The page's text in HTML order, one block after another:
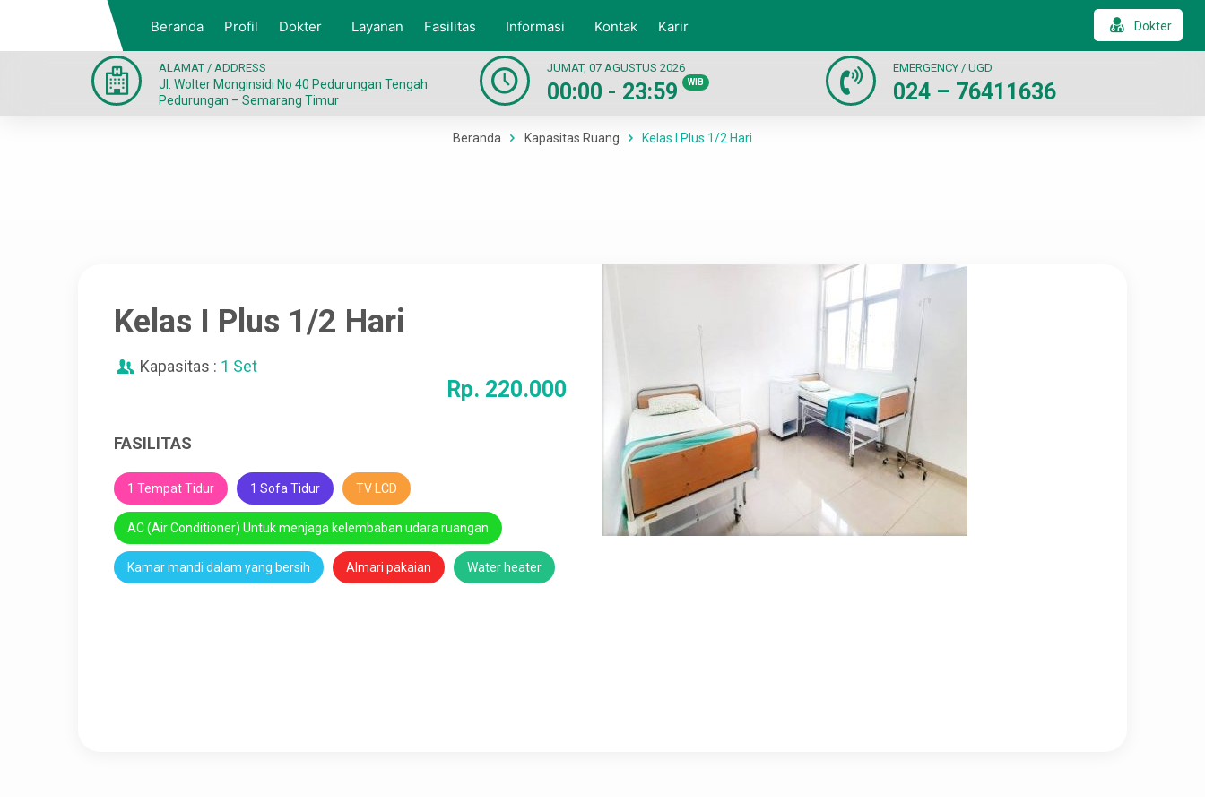
Beranda Profil Dokter Layanan Fasilitas Informasi Kontak Karir Dokter
ALAMAT / ADDRESS
Jl. Wolter Monginsidi No 40 Pedurungan Tengah
Pedurungan – Semarang Timur
JUMAT, 07 AGUSTUS 2026
00:00 - 23:59 WIB
EMERGENCY / UGD
024 – 76411636
Beranda Kapasitas Ruang Kelas I Plus 1/2 Hari
Kelas I Plus 1/2 Hari
Kapasitas : 1 Set
Rp. 220.000
FASILITAS
1 Tempat Tidur 1 Sofa Tidur TV LCD
AC (Air Conditioner) Untuk menjaga kelembaban udara ruangan
Kamar mandi dalam yang bersih Almari pakaian Water heater